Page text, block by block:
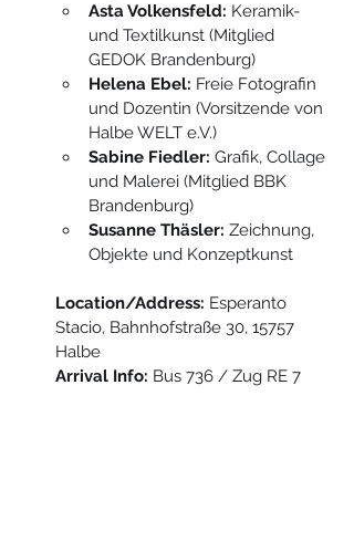
Asta Volkensfeld: Keramik-
und Textilkunst (Mitglied
GEDOK Brandenburg)
Helena Ebel: Freie Fotografin
und Dozentin (Vorsitzende von
Halbe WELT e.V.)
Sabine Fiedler: Grafik, Collage
und Malerei (Mitglied BBK
Brandenburg)
Susanne Thäsler: Zeichnung,
Objekte und Konzeptkunst
Location/Address: Esperanto
Stacio, Bahnhofstraße 30, 15757
Halbe
Arrival Info: Bus 736 / Zug RE 7